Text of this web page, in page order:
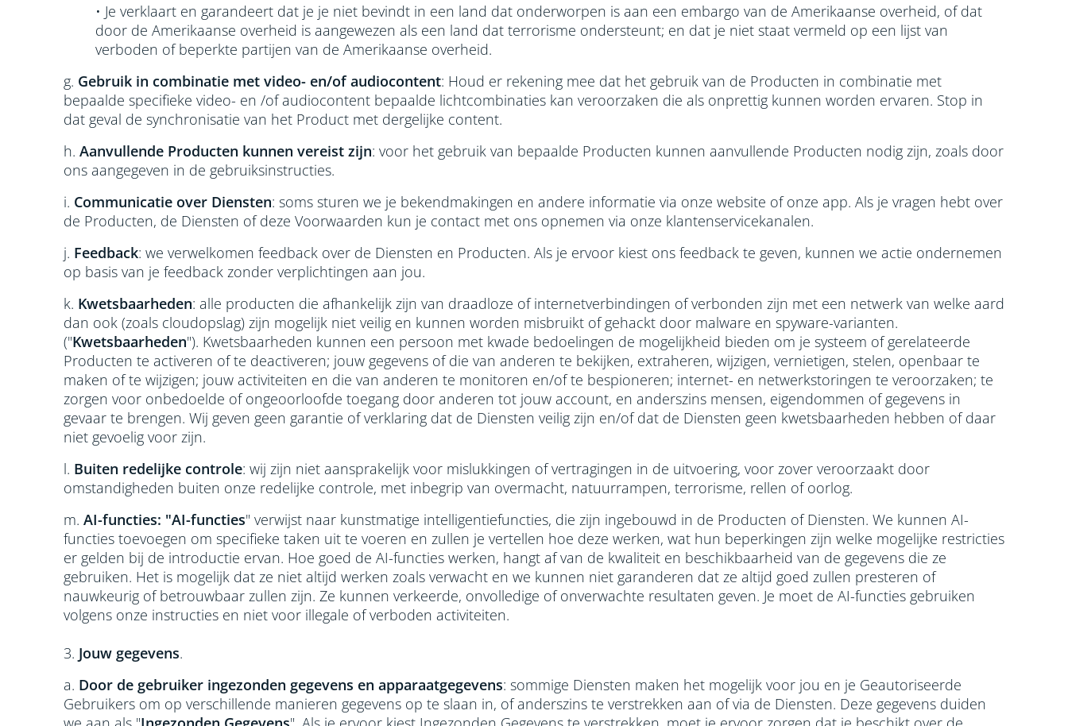
• Je verklaart en garandeert dat je je niet bevindt in een land dat onderworpen is aan een embargo van de Amerikaanse overheid, of dat
door de Amerikaanse overheid is aangewezen als een land dat terrorisme ondersteunt; en dat je niet staat vermeld op een lijst van
verboden of beperkte partijen van de Amerikaanse overheid.
g. Gebruik in combinatie met video- en/of audiocontent: Houd er rekening mee dat het gebruik van de Producten in combinatie met
bepaalde specifieke video- en /of audiocontent bepaalde lichtcombinaties kan veroorzaken die als onprettig kunnen worden ervaren. Stop in
dat geval de synchronisatie van het Product met dergelijke content.
h. Aanvullende Producten kunnen vereist zijn: voor het gebruik van bepaalde Producten kunnen aanvullende Producten nodig zijn, zoals door
ons aangegeven in de gebruiksinstructies.
i. Communicatie over Diensten: soms sturen we je bekendmakingen en andere informatie via onze website of onze app. Als je vragen hebt over
de Producten, de Diensten of deze Voorwaarden kun je contact met ons opnemen via onze klantenservicekanalen.
j. Feedback: we verwelkomen feedback over de Diensten en Producten. Als je ervoor kiest ons feedback te geven, kunnen we actie ondernemen
op basis van je feedback zonder verplichtingen aan jou.
k. Kwetsbaarheden: alle producten die afhankelijk zijn van draadloze of internetverbindingen of verbonden zijn met een netwerk van welke aard
dan ook (zoals cloudopslag) zijn mogelijk niet veilig en kunnen worden misbruikt of gehackt door malware en spyware-varianten.
("Kwetsbaarheden"). Kwetsbaarheden kunnen een persoon met kwade bedoelingen de mogelijkheid bieden om je systeem of gerelateerde
Producten te activeren of te deactiveren; jouw gegevens of die van anderen te bekijken, extraheren, wijzigen, vernietigen, stelen, openbaar te
maken of te wijzigen; jouw activiteiten en die van anderen te monitoren en/of te bespioneren; internet- en netwerkstoringen te veroorzaken; te
zorgen voor onbedoelde of ongeoorloofde toegang door anderen tot jouw account, en anderszins mensen, eigendommen of gegevens in
gevaar te brengen. Wij geven geen garantie of verklaring dat de Diensten veilig zijn en/of dat de Diensten geen kwetsbaarheden hebben of daar
niet gevoelig voor zijn.
l. Buiten redelijke controle: wij zijn niet aansprakelijk voor mislukkingen of vertragingen in de uitvoering, voor zover veroorzaakt door
omstandigheden buiten onze redelijke controle, met inbegrip van overmacht, natuurrampen, terrorisme, rellen of oorlog.
m. AI-functies: "AI-functies" verwijst naar kunstmatige intelligentiefuncties, die zijn ingebouwd in de Producten of Diensten. We kunnen AI-
functies toevoegen om specifieke taken uit te voeren en zullen je vertellen hoe deze werken, wat hun beperkingen zijn welke mogelijke restricties
er gelden bij de introductie ervan. Hoe goed de AI-functies werken, hangt af van de kwaliteit en beschikbaarheid van de gegevens die ze
gebruiken. Het is mogelijk dat ze niet altijd werken zoals verwacht en we kunnen niet garanderen dat ze altijd goed zullen presteren of
nauwkeurig of betrouwbaar zullen zijn. Ze kunnen verkeerde, onvolledige of onverwachte resultaten geven. Je moet de AI-functies gebruiken
volgens onze instructies en niet voor illegale of verboden activiteiten.
3. Jouw gegevens.
a. Door de gebruiker ingezonden gegevens en apparaatgegevens: sommige Diensten maken het mogelijk voor jou en je Geautoriseerde
Gebruikers om op verschillende manieren gegevens op te slaan in, of anderszins te verstrekken aan of via de Diensten. Deze gegevens duiden